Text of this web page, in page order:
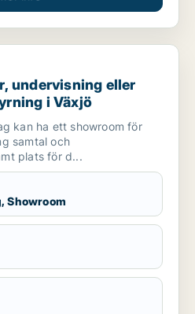
eller showroom för
undervisning eller
i Växjö
kan ha ett showroom för
samtal och
plats för d...
Showroom